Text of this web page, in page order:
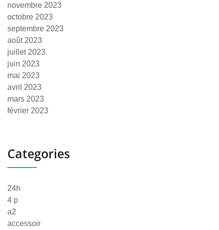
novembre 2023
octobre 2023
septembre 2023
août 2023
juillet 2023
juin 2023
mai 2023
avril 2023
mars 2023
février 2023
Categories
24h
4 p
a2
accessoir